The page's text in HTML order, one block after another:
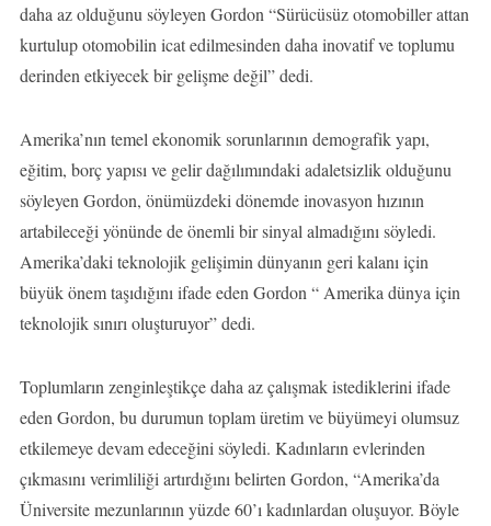
daha az olduğunu söyleyen Gordon “Sürücüsüz otomobiller attan
kurtulup otomobilin icat edilmesinden daha inovatif ve toplumu
derinden etkiyecek bir gelişme değil” dedi.
Amerika’nın temel ekonomik sorunlarının demografik yapı,
eğitim, borç yapısı ve gelir dağılımındaki adaletsizlik olduğunu
söyleyen Gordon, önümüzdeki dönemde inovasyon hızının
artabileceği yönünde de önemli bir sinyal almadığını söyledi.
Amerika’daki teknolojik gelişimin dünyanın geri kalanı için
büyük önem taşıdığını ifade eden Gordon “ Amerika dünya için
teknolojik sınırı oluşturuyor” dedi.
Toplumların zenginleştikçe daha az çalışmak istediklerini ifade
eden Gordon, bu durumun toplam üretim ve büyümeyi olumsuz
etkilemeye devam edeceğini söyledi. Kadınların evlerinden
çıkmasını verimliliği artırdığını belirten Gordon, “Amerika’da
Üniversite mezunlarının yüzde 60’ı kadınlardan oluşuyor. Böyle